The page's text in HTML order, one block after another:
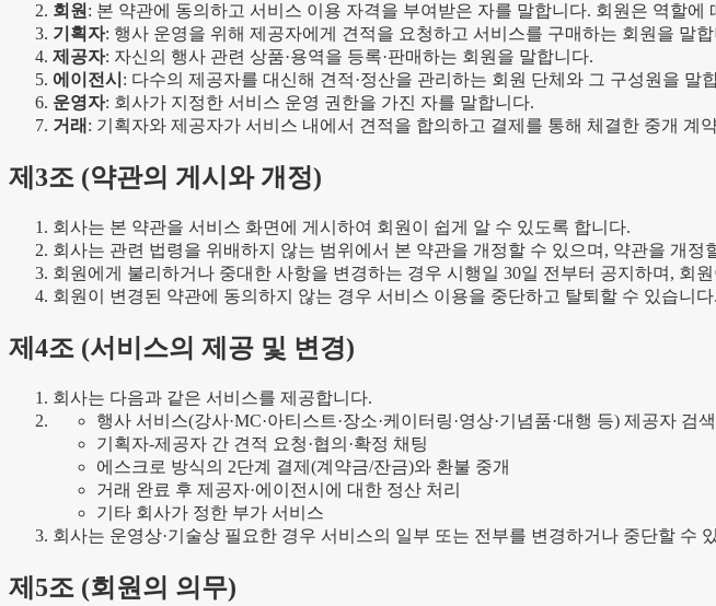
회원: 본 약관에 동의하고 서비스 이용 자격을 부여받은 자를 말합니다. 회원은 역할
기획자: 행사 운영을 위해 제공자에게 견적을 요청하고 서비스를 구매하는 회원을 말
제공자: 자신의 행사 관련 상품·용역을 등록·판매하는 회원을 말합니다.
에이전시 : 다수의 제공자를 대신해 견적·정산을 관리하는 회원 단체와 그 구성원을 말
운영자: 회사가 지정한 서비스 운영 권한을 가진 자를 말합니다.
거래 : 기획자와 제공자가 서비스 내에서 견적을 합의하고 결제를 통해 체결한 중개 계
제 3조 (약관의 게시와 개정)
회사는 본 약관을 서비스 화면에 게시하여 회원이 쉽게 알 수 있도록 합니다.
회사는 관련 법령을 위배하지 않는 범위에서 본 약관을 개정할 수 있으며, 약관을 개
회원에게 불리하거나 중대한 사항을 변경하는 경우 시행일 30일 전부터 공지하며, 회
회원이 변경된 약관에 동의하지 않는 경우 서비스 이용을 중단하고 탈퇴할 수 있습니다.
제 4조 (서비스의 제공 및 변경)
회사는 다음과 같은 서비스를 제공합니다.
행사 서비스(강사·MC·아티스트·장소·케이터링·영상·기념품·대행 등) 제공자 검색
기획자-제공자 간 견적 요청·협의·확정 채팅
에스크로 방식의 2단계 결제(계약금/잔금)와 환불 중개
거래 완료 후 제공자·에이전시에 대한 정산 처리
기타 회사가 정한 부가 서비스
회사는 운영상·기술상 필요한 경우 서비스의 일부 또는 전부를 변경하거나 중단할 수
제 5조 (회원의 의무)